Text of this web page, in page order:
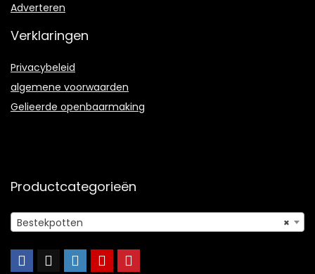
Adverteren
Verklaringen
Privacybeleid
algemene voorwaarden
Gelieerde openbaarmaking
Productcategorieën
×
Bestekpotten